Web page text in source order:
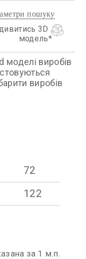
3D
модель
пошуку
моделі виробів
виробів
72
122
за 1 м.п.